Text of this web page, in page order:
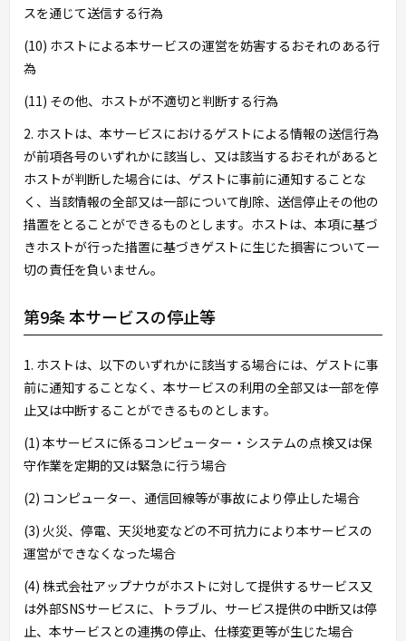
スを通じて送信する行為
(10) ホストによる本サービスの運営を妨害するおそれのある行
為
(11) その他、ホストが不適切と判断する行為
2. ホストは、本サービスにおけるゲストによる情報の送信行為
が前項各号のいずれかに該当し、又は該当するおそれがあると
ホストが判断した場合には、ゲストに事前に通知することな
く、当該情報の全部又は一部について削除、送信停止その他の
措置をとることができるものとします。ホストは、本項に基づ
きホストが行った措置に基づきゲストに生じた損害について一
切の責任を負いません。
第9条 本サービスの停止等
1. ホストは、以下のいずれかに該当する場合には、ゲストに事
前に通知することなく、本サービスの利用の全部又は一部を停
止又は中断することができるものとします。
(1) 本サービスに係るコンピューター・システムの点検又は保
守作業を定期的又は緊急に行う場合
(2) コンピューター、通信回線等が事故により停止した場合
(3) 火災、停電、天災地変などの不可抗力により本サービスの
運営ができなくなった場合
(4) 株式会社アップナウがホストに対して提供するサービス又
は外部SNSサービスに、トラブル、サービス提供の中断又は停
止、本サービスとの連携の停止、仕様変更等が生じた場合